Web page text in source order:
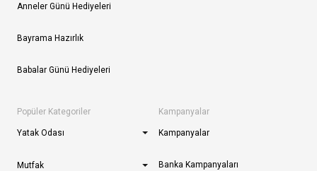
Anneler Günü Hediyeleri
Bayrama Hazırlık
Babalar Günü Hediyeleri
Popüler Kategoriler
Yatak Odası
Mutfak
Kampanyalar
Kampanyalar
Banka Kampanyaları